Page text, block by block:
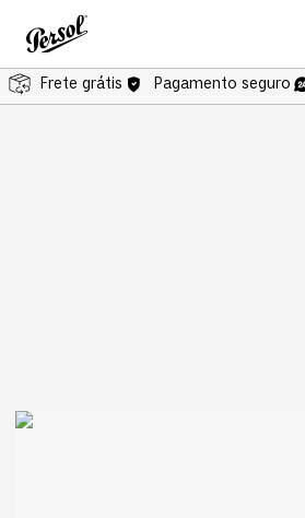
Frete grátis Pagamento seguro